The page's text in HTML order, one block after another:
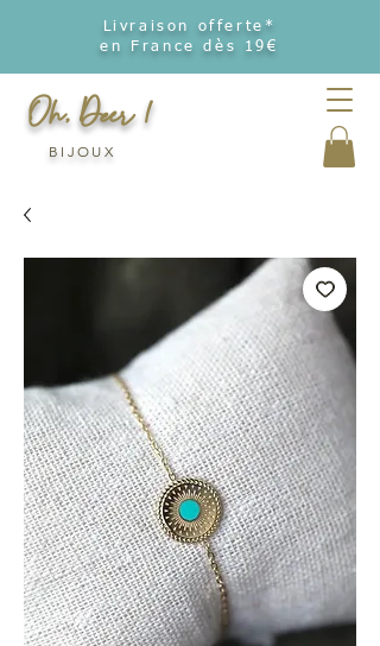
Livraison offerte*
en France dès 19€
Oh, Deer !
BIJOUX